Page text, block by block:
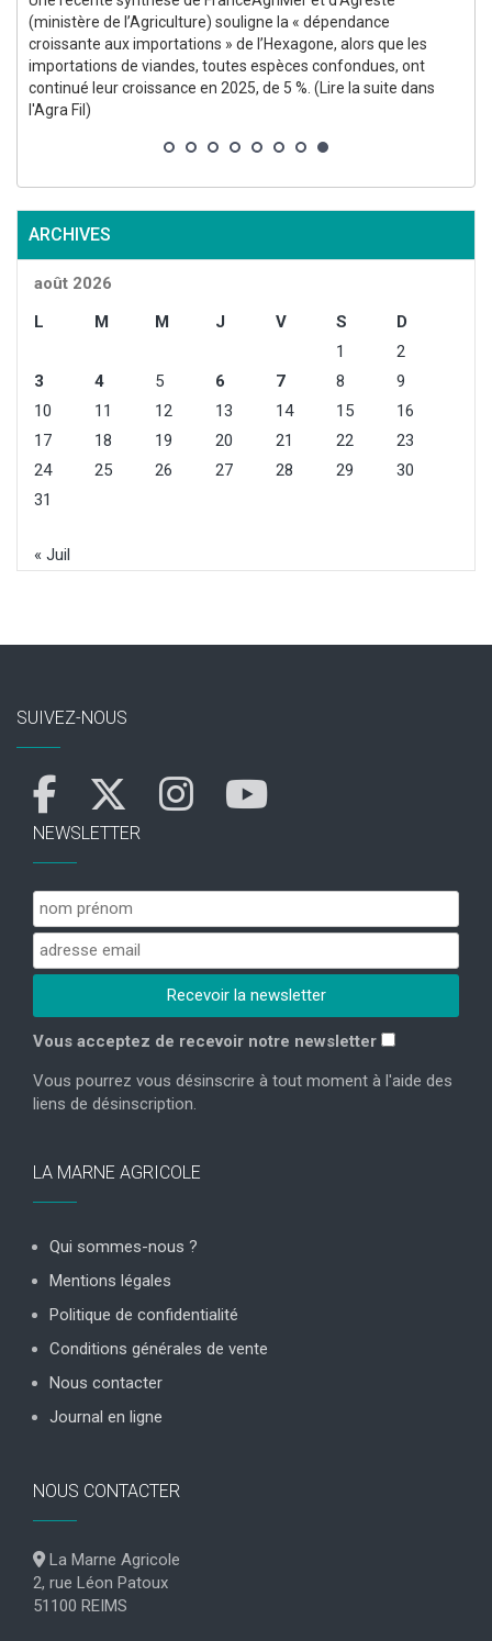
(ministère de l’Agriculture) souligne la « dépendance
croissante aux importations » de l’Hexagone, alors que les
importations de viandes, toutes espèces confondues, ont
continué leur croissance en 2025, de 5 %. (Lire la suite dans
l'Agra Fil)
ARCHIVES
août 2026
L
M M J V S
D
1
2
3
4 5 6 7 8
9
10
11 12 13 14 15
16
17
18 19 20 21 22
23
24
25 26 27 28 29
30
31
« Juil
SUIVEZ-NOUS
NEWSLETTER
Vous acceptez de recevoir notre newsletter
Vous pourrez vous désinscrire à tout moment à l'aide des
liens de désinscription.
LA MARNE AGRICOLE
Qui sommes-nous ?
Mentions légales
Politique de confidentialité
Conditions générales de vente
Nous contacter
Journal en ligne
NOUS CONTACTER
La Marne Agricole
2, rue Léon Patoux
51100 REIMS